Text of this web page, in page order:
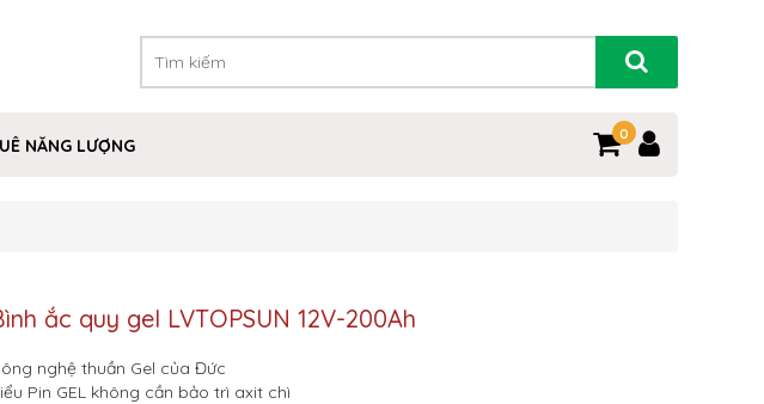
NĂNG LƯỢNG
0
ắc quy gel LVTOPSUN 12V-200Ah
nghệ thuần Gel của Đức
Pin GEL không cần bảo trì axit chì